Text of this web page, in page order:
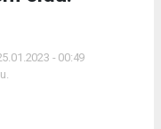
- 00:49